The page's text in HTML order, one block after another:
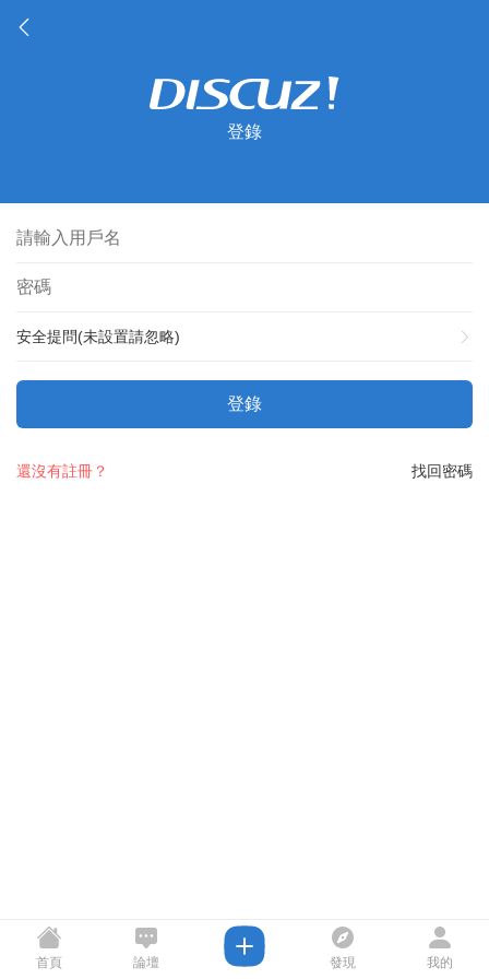
登錄
安全提問(未設置請忽略)
登錄
找回密碼
還沒有註冊？
首頁 論壇 發現 我的